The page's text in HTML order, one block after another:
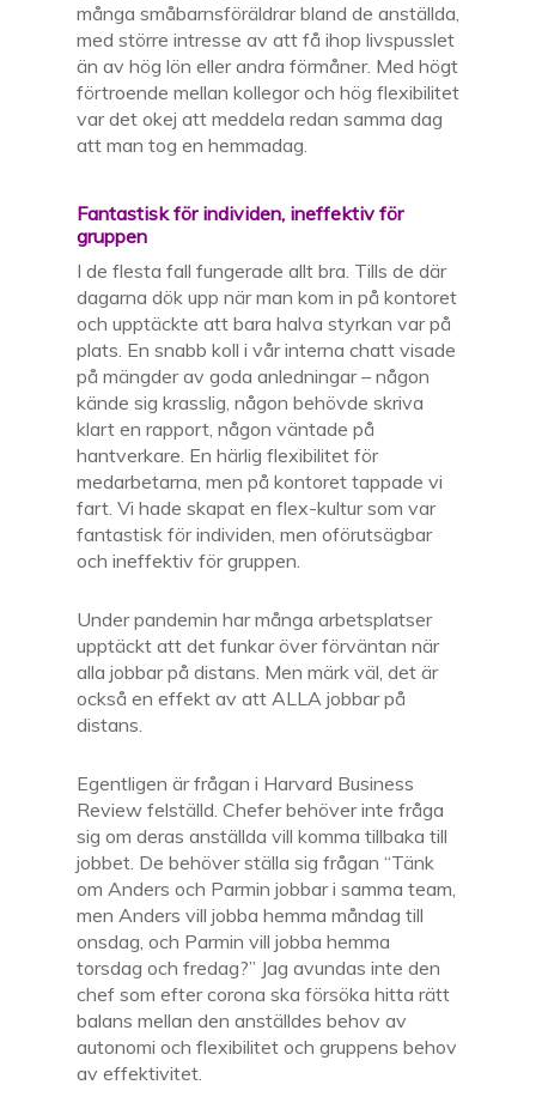
många småbarnsföräldrar bland de anställda,
med större intresse av att få ihop livspusslet
än av hög lön eller andra förmåner. Med högt
förtroende mellan kollegor och hög flexibilitet
var det okej att meddela redan samma dag
att man tog en hemmadag.
Fantastisk för individen, ineffektiv för
gruppen
I de flesta fall fungerade allt bra. Tills de där
dagarna dök upp när man kom in på kontoret
och upptäckte att bara halva styrkan var på
plats. En snabb koll i vår interna chatt visade
på mängder av goda anledningar – någon
kände sig krasslig, någon behövde skriva
klart en rapport, någon väntade på
hantverkare. En härlig flexibilitet för
medarbetarna, men på kontoret tappade vi
fart. Vi hade skapat en flex-kultur som var
fantastisk för individen, men oförutsägbar
och ineffektiv för gruppen.
Under pandemin har många arbetsplatser
upptäckt att det funkar över förväntan när
alla jobbar på distans. Men märk väl, det är
också en effekt av att ALLA jobbar på
distans.
Egentligen är frågan i Harvard Business
Review felställd. Chefer behöver inte fråga
sig om deras anställda vill komma tillbaka till
jobbet. De behöver ställa sig frågan “Tänk
om Anders och Parmin jobbar i samma team,
men Anders vill jobba hemma måndag till
onsdag, och Parmin vill jobba hemma
torsdag och fredag?” Jag avundas inte den
chef som efter corona ska försöka hitta rätt
balans mellan den anställdes behov av
autonomi och flexibilitet och gruppens behov
av effektivitet.